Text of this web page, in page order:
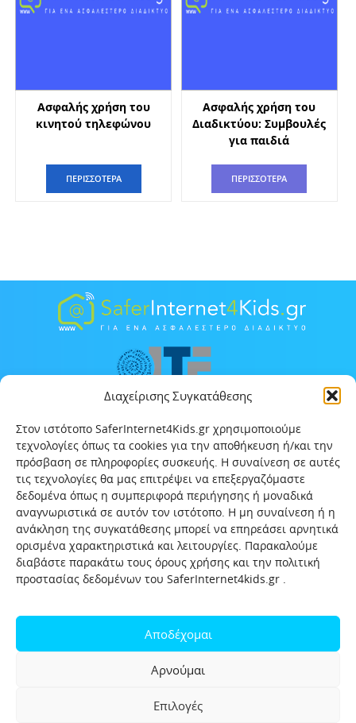
Διαχείρισης Συγκατάθεσης
Στον ιστότοπο SaferInternet4Kids.gr χρησιμοποιούμε
τεχνολογίες όπως τα cookies για την αποθήκευση ή/και την
πρόσβαση σε πληροφορίες συσκευής. Η συναίνεση σε αυτές
τις τεχνολογίες θα μας επιτρέψει να επεξεργαζόμαστε
δεδομένα όπως η συμπεριφορά περιήγησης ή μοναδικά
αναγνωριστικά σε αυτόν τον ιστότοπο. Η μη συναίνεση ή η
ανάκληση της συγκατάθεσης μπορεί να επηρεάσει αρνητικά
ορισμένα χαρακτηριστικά και λειτουργίες. Παρακαλούμε
διαβάστε παρακάτω τους όρους χρήσης και την πολιτική
προστασίας δεδομένων του SaferInternet4kids.gr .
Αποδέχομαι
Αρνούμαι
Επιλογές
Ασφαλής χρήση του
κινητού τηλεφώνου
ΠΕΡΙΣΣΟΤΕΡΑ
Ασφαλής χρήση του
Διαδικτύου: Συμβουλές
για παιδιά
ΠΕΡΙΣΣΟΤΕΡΑ
Πολιτική προστασίας δεδομένων
Πολιτική Προστασίας Παιδιών και Εφήβων
Όροι χρήσης
Help-Line